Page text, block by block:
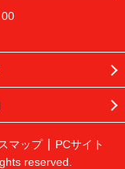
マップ
PCサイト
reserved.